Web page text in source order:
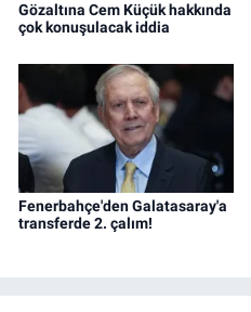
Gözaltına Cem Küçük hakkında
çok konuşulacak iddia
Fenerbahçe'den Galatasaray'a
transferde 2. çalım!